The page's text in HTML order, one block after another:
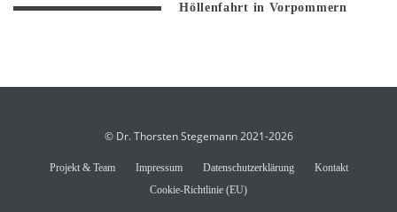
Höllenfahrt in Vorpommern
© Dr. Thorsten Stegemann 2021-2026
Projekt & Team Impressum Datenschutzerklärung
Kontakt
Cookie-Richtlinie (EU)